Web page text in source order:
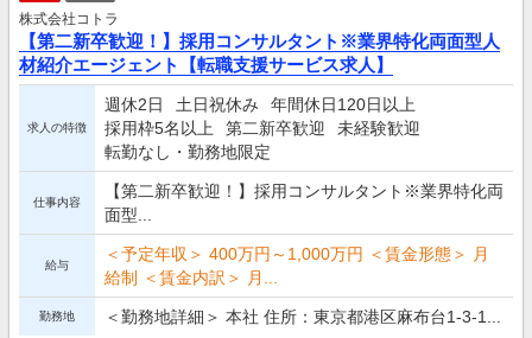
株式会社コトラ
【第二新卒歓迎！】採用コンサルタント※業界特化両面型人
材紹介エージェント【転職支援サービス求人】
求人の特徴
週休2日 土日祝休み
年間休日120日以上
採用枠5名以上
第二新卒歓迎
未経験歓迎
転勤なし・勤務地限定
仕事内容
【第二新卒歓迎！】採用コンサルタント※業界特化両
面型...
給与
＜予定年収＞ 400万円～1,000万円 ＜賃金形態＞ 月
給制 ＜賃金内訳＞ 月...
勤務地 ＜勤務地詳細＞ 本社 住所：東京都港区麻布台1-3-1...